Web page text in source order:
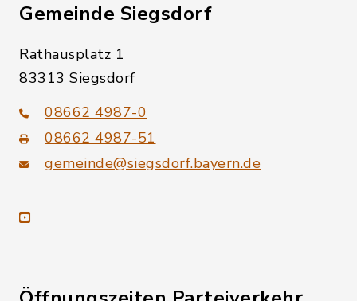
Gemeinde Siegsdorf
Rathausplatz 1
83313 Siegsdorf
08662 4987-0
08662 4987-51
gemeinde@siegsdorf.bayern.de
youtube